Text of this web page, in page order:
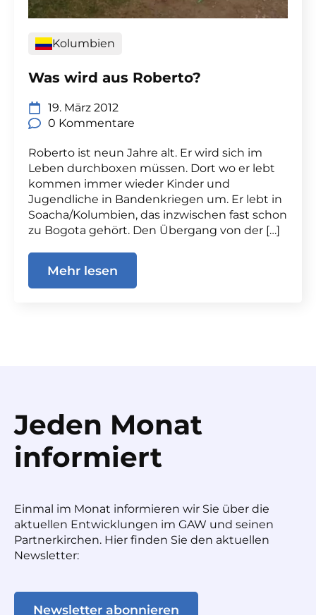
Kolumbien
Was wird aus Roberto?
19. März 2012
0 Kommentare
Roberto ist neun Jahre alt. Er wird sich im
Leben durchboxen müssen. Dort wo er lebt
kommen immer wieder Kinder und
Jugendliche in Bandenkriegen um. Er lebt in
Soacha/Kolumbien, das inzwischen fast schon
zu Bogota gehört. Den Übergang von der […]
Mehr lesen
Jeden Monat
informiert
Einmal im Monat informieren wir Sie über die
aktuellen Entwicklungen im GAW und seinen
Partnerkirchen. Hier finden Sie den aktuellen
Newsletter:
Newsletter abonnieren